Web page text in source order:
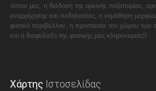
τόπου μας, η διάδοση της ορεινής πεζοπορίας,
αναρρίχησης και ποδηλασίας, η εκμάθηση
φυσικό περιβάλλον, η προστασία του χώρου των
και η διαφύλαξη της φυσικής μας κληρονομιάς!!
Χάρτης Ιστοσελίδας